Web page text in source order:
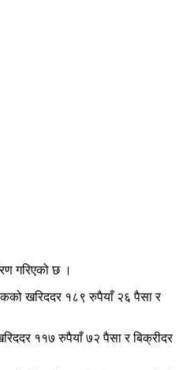
गरिएको छ ।
खरिददर १८९ रुपैयाँ २६ पैसा र
११७ रुपैयाँ ७२ पैसा र बिक्रीदर